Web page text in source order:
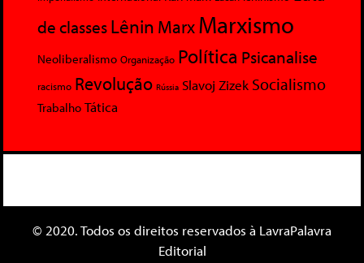
de classesLênin MarxMarxismo
Neoliberalismo Organização Política Psicanalise
racismo Revolução Rússia Slavoj Zizek Socialismo
Trabalho Tática
© 2020. Todos os direitos reservados à LavraPalavra
Editorial